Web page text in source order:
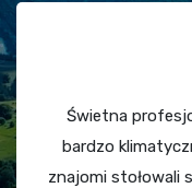
Świetna
bardzo
znajomi stołowali